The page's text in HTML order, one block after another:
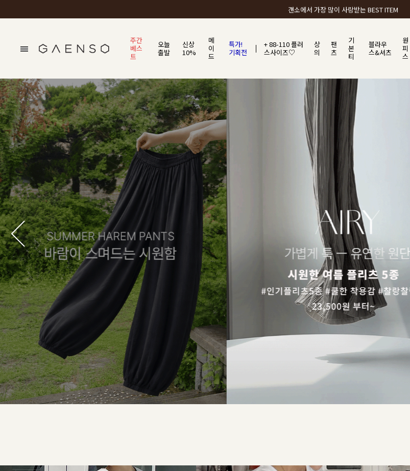
갠소에서 가장 많이 사랑받는 BEST ITEM
주간
베스
트
오늘
출발
신상
10%
메
이
드
특가!
기획전
+ 88-110 플러
스사이즈♡
상
의
팬
츠
기
본
티
블라우
스&셔츠
원
피
스